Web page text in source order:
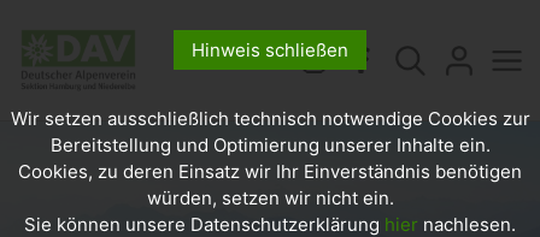
Hinweis schließen
Wir setzen ausschließlich technisch notwendige Cookies zur
Bereitstellung und Optimierung unserer Inhalte ein.
Cookies, zu deren Einsatz wir Ihr Einverständnis benötigen
würden, setzen wir nicht ein.
Sie können unsere Datenschutzerklärung hier nachlesen.